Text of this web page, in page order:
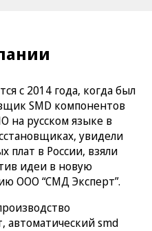
с 2014 года, когда был
SMD компонентов
на русском языке в
увидели
плат в России, взяли
идеи в новую
ООО “СМД Эксперт”.
автоматический smd